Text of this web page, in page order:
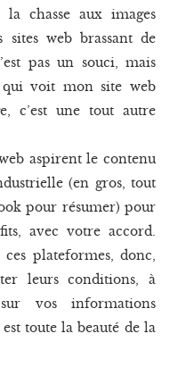
la chasse aux images
sites web brassant de
pas un souci, mais
voit mon site web
c’est une tout autre
aspirent le contenu
(en gros, tout
pour résumer) pour
avec votre accord.
plateformes, donc,
leurs conditions, à
vos informations
toute la beauté de la